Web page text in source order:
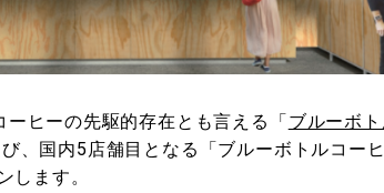
ヒーの先駆的存在とも言える「 ブルーボ
び、国内5店舗目となる「ブルーボトルコー
します。